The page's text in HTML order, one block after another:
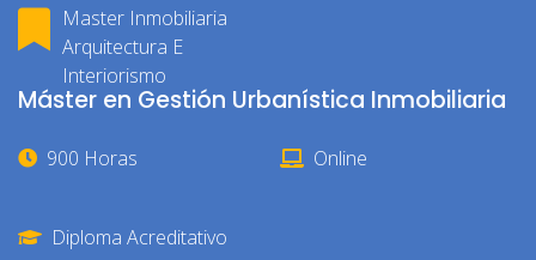
Master Inmobiliaria
Arquitectura E
Interiorismo
Máster en Gestión Urbanística Inmobiliaria
900 Horas Online
Diploma Acreditativo